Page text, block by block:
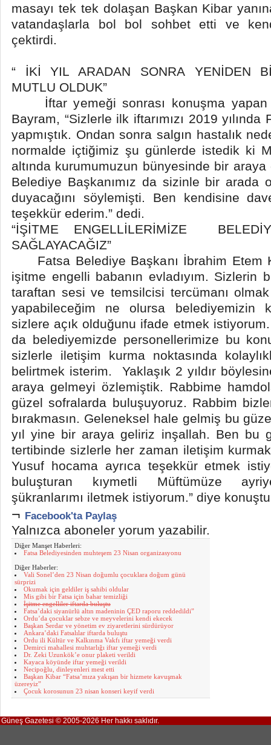
masayı tek tek dolaşan Başkan Kibar
vatandaşlarla bol bol sohbet etti ve
çektirdi.
“ İKİ YIL ARADAN SONRA YENİDEN
MUTLU OLDUK”
İftar yemeği sonrası konuşma yapan
Bayram, “Sizlerle ilk iftarımızı 2019 yılında
yapmıştık. Ondan sonra salgın hastalık
normalde içtiğimiz şu günlerde istedik ki
altında kurumumuzun bünyesinde bir
Belediye Başkanımız da sizinle bir arada
duyacağını söylemişti. Ben kendisine
teşekkür ederim.” dedi.
“İŞİTME ENGELLİLERİMİZE
SAĞLAYACAĞIZ”
Fatsa Belediye Başkanı İbrahim Etem
işitme engelli babanın evladıyım. Sizlerin
taraftan sesi ve temsilcisi tercümanı
yapabileceğim ne olursa belediyemizin
sizlere açık olduğunu ifade etmek
da belediyemizde personellerimize bu
sizlerle iletişim kurma noktasında
belirtmek isterim. Yaklaşık 2 yıldır
araya gelmeyi özlemiştik. Rabbime
güzel sofralarda buluşuyoruz. Rabbim
bırakmasın. Geleneksel hale gelmiş bu
yıl yine bir araya geliriz inşallah. Ben bu
tertibinde sizlerle her zaman iletişim
Yusuf hocama ayrıca teşekkür etmek
buluşturan kıymetli Müftümüze
şükranlarımı iletmek istiyorum.” diye
¬ Facebook'ta Paylaş
Yalnızca aboneler yorum yazabilir.
Diğer Manşet Haberleri:
Fatsa Belediyesinden muhteşem 23 Nisan organizasyonu
Diğer Haberler:
Vali Sonel’den 23 Nisan doğumlu çocuklara doğum günü
sürprizi
Okumak için geldiler iş sahibi oldular
Mis gibi bir Fatsa için bahar temizliği
İşitme engelliler iftarda buluştu
Fatsa’daki siyanürlü altın madeninin ÇED raporu reddedildi”
Ordu’da çocuklar sebze ve meyvelerini kendi ekecek
Başkan Serdar ve yönetim ev ziyaretlerini sürdürüyor
Ankara’daki Fatsalılar iftarda buluştu
Ordu ili Kültür ve Kalkınma Vakfı iftar yemeği verdi
Demirci mahallesi muhtarlığı iftar yemeği verdi
Dr. Zeki Uzunkök’e onur plaketi verildi
Kayaca köyünde iftar yemeği verildi
Necipoğlu, dinleyenleri mest etti
Başkan Kibar “Fatsa’mıza yakışan bir hizmete kavuşmak
üzereyiz”
Çocuk korosunun 23 nisan konseri keyif verdi
Güneş Gazetesi © 2005-2026 Her hakkı saklıdır.